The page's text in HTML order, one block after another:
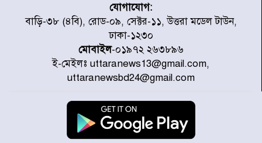
প্রত্যেক অপরাধীর বিচার এ দেশেই
হবে, সে যত শক্তিশালীই হোক না কেন,
চট্টগ্রামে জুলাই গণঅভ্যুত্থান দিবসে
প্রতিমন্ত্রী মীর হেলাল
আগামী ৫ দিন বৃষ্টির আভাস
হাসিনার বক্তব্য প্রচারে ভারতের সমর্থন
যোগাযোগ:
বাড়ি-৩৮ (৪বি), রোড-০৯, সেক্টর-১১, উত্তরা মডেল টাউন,
ঢাকা-১২৩০
মোবাইল-০১৯৭২ ২৬৩৮৯৬
ই-মেইলঃ uttaranews13@gmail.com,
uttaranewsbd24@gmail.com